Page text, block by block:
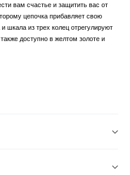
вам счастье и защитить вас от
цепочка прибавляет свою
шкала из трех колец отрегулируют
доступно в желтом золоте и